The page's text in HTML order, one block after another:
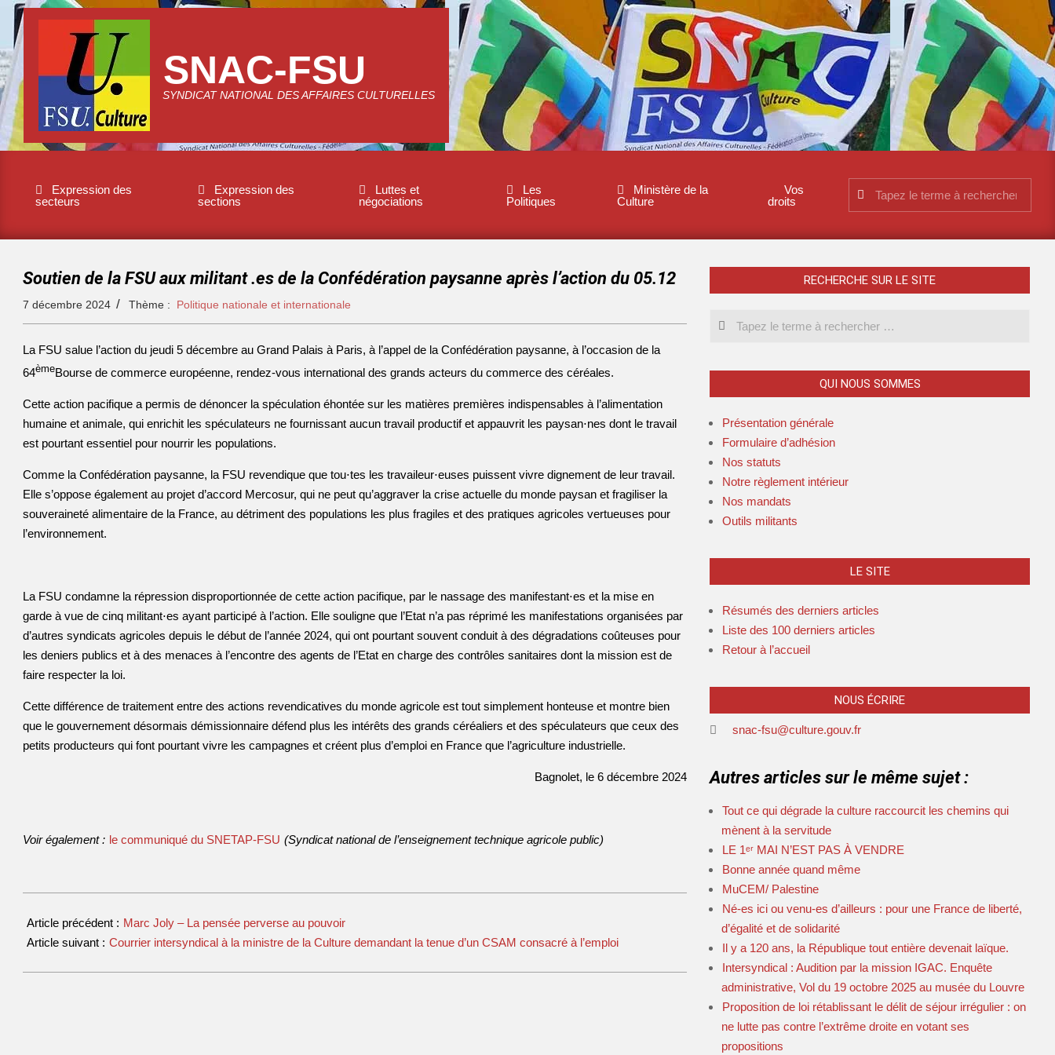
SNAC-FSU
SYNDICAT NATIONAL DES AFFAIRES CULTURELLES
Expression des
secteurs
Expression des
sections
Luttes et
négociations
Les
Politiques
Ministère de la
Culture
Vos
droits
Soutien de la FSU aux militant .es de la Confédération paysanne après l’action du 05.12
7 décembre 2024 Thème : Politique nationale et internationale
La FSU salue l’action du jeudi 5 décembre au Grand Palais à Paris, à l’appel de la Confédération paysanne, à l’occasion de la
64èmeBourse de commerce européenne, rendez-vous international des grands acteurs du commerce des céréales.
Cette action pacifique a permis de dénoncer la spéculation éhontée sur les matières premières indispensables à l’alimentation
humaine et animale, qui enrichit les spéculateurs ne fournissant aucun travail productif et appauvrit les paysan⋅nes dont le travail
est pourtant essentiel pour nourrir les populations.
Comme la Confédération paysanne, la FSU revendique que tou⋅tes les travaileur⋅euses puissent vivre dignement de leur travail.
Elle s’oppose également au projet d’accord Mercosur, qui ne peut qu’aggraver la crise actuelle du monde paysan et fragiliser la
souveraineté alimentaire de la France, au détriment des populations les plus fragiles et des pratiques agricoles vertueuses pour
l’environnement.
La FSU condamne la répression disproportionnée de cette action pacifique, par le nassage des manifestant⋅es et la mise en
garde à vue de cinq militant⋅es ayant participé à l’action. Elle souligne que l’Etat n’a pas réprimé les manifestations organisées par
d’autres syndicats agricoles depuis le début de l’année 2024, qui ont pourtant souvent conduit à des dégradations coûteuses pour
les deniers publics et à des menaces à l’encontre des agents de l’Etat en charge des contrôles sanitaires dont la mission est de
faire respecter la loi.
Cette différence de traitement entre des actions revendicatives du monde agricole est tout simplement honteuse et montre bien
que le gouvernement désormais démissionnaire défend plus les intérêts des grands céréaliers et des spéculateurs que ceux des
petits producteurs qui font pourtant vivre les campagnes et créent plus d’emploi en France que l’agriculture industrielle.
Bagnolet, le 6 décembre 2024
Voir également : le communiqué du SNETAP-FSU (Syndicat national de l’enseignement technique agricole public)
Article précédent : Marc Joly – La pensée perverse au pouvoir
Article suivant : Courrier intersyndical à la ministre de la Culture demandant la tenue d’un CSAM consacré à l’emploi
RECHERCHE SUR LE SITE
QUI NOUS SOMMES
Présentation générale
Formulaire d’adhésion
Nos statuts
Notre règlement intérieur
Nos mandats
Outils militants
LE SITE
Résumés des derniers articles
Liste des 100 derniers articles
Retour à l’accueil
NOUS ÉCRIRE
snac-fsu@culture.gouv.fr
Autres articles sur le même sujet :
Tout ce qui dégrade la culture raccourcit les chemins qui
mènent à la servitude
LE 1ᵉʳ MAI N’EST PAS À VENDRE
Bonne année quand même
MuCEM/ Palestine
Né-es ici ou venu-es d’ailleurs : pour une France de liberté,
d’égalité et de solidarité
Il y a 120 ans, la République tout entière devenait laïque.
Intersyndical : Audition par la mission IGAC. Enquête
administrative, Vol du 19 octobre 2025 au musée du Louvre
Proposition de loi rétablissant le délit de séjour irrégulier : on
ne lutte pas contre l’extrême droite en votant ses
propositions